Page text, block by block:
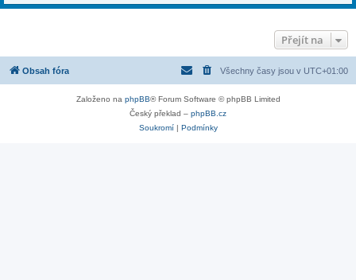
Přejít na
Obsah fóra Všechny časy jsou v UTC+01:00
Založeno na phpBB® Forum Software © phpBB Limited
Český překlad – phpBB.cz
Soukromí| Podmínky